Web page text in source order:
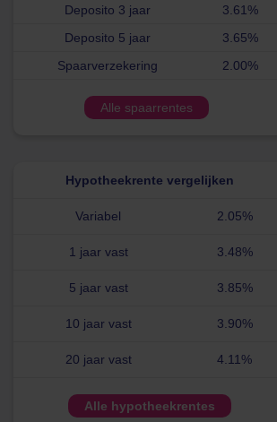
Deposito 3 jaar
3.61%
Deposito 5 jaar
3.65%
Spaarverzekering
2.00%
Alle spaarrentes
Hypotheekrente vergelijken
Variabel 2.05%
1 jaar vast 3.48%
5 jaar vast 3.85%
10 jaar vast 3.90%
20 jaar vast 4.11%
Alle hypotheekrentes